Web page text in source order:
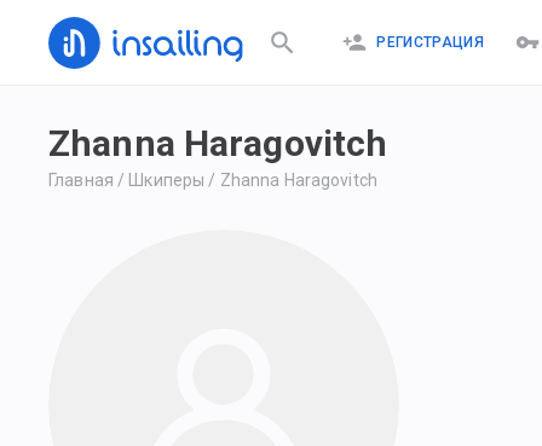
РЕГИСТРАЦИЯ
Zhanna Haragovitch
Главная / Шкиперы / Zhanna Haragovitch